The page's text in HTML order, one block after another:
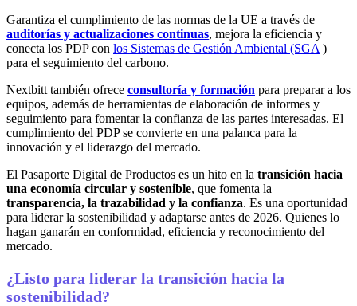
Garantiza el cumplimiento de las normas de la UE a través de
auditorías y actualizaciones continuas, mejora la eficiencia y
conecta los PDP con los Sistemas de Gestión Ambiental (SGA )
para el seguimiento del carbono.
Nextbitt también ofrece consultoría y formación para preparar a los
equipos, además de herramientas de elaboración de informes y
seguimiento para fomentar la confianza de las partes interesadas. El
cumplimiento del PDP se convierte en una palanca para la
innovación y el liderazgo del mercado.
El Pasaporte Digital de Productos es un hito en la transición hacia
una economía circular y sostenible, que fomenta la
transparencia, la trazabilidad y la confianza. Es una oportunidad
para liderar la sostenibilidad y adaptarse antes de 2026. Quienes lo
hagan ganarán en conformidad, eficiencia y reconocimiento del
mercado.
¿Listo para liderar la transición hacia la
sostenibilidad?